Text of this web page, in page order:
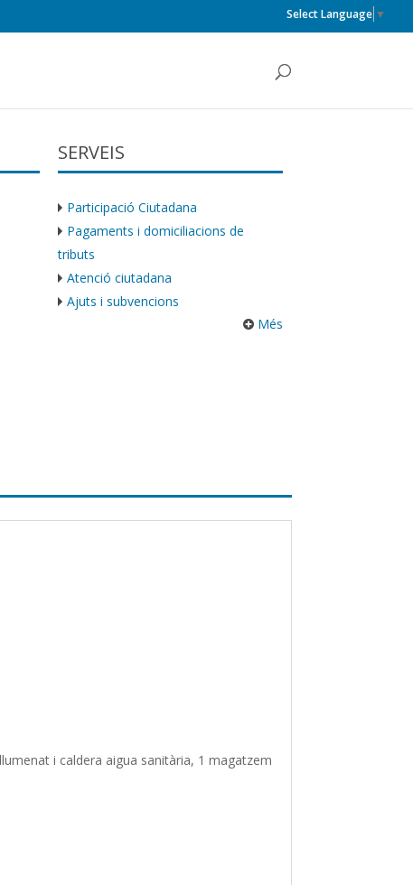
Select Language ▼
SERVEIS
Participació Ciutadana
Pagaments i domiciliacions de
tributs
Atenció ciutadana
Ajuts i subvencions
Més
i caldera aigua sanitària, 1 magatzem